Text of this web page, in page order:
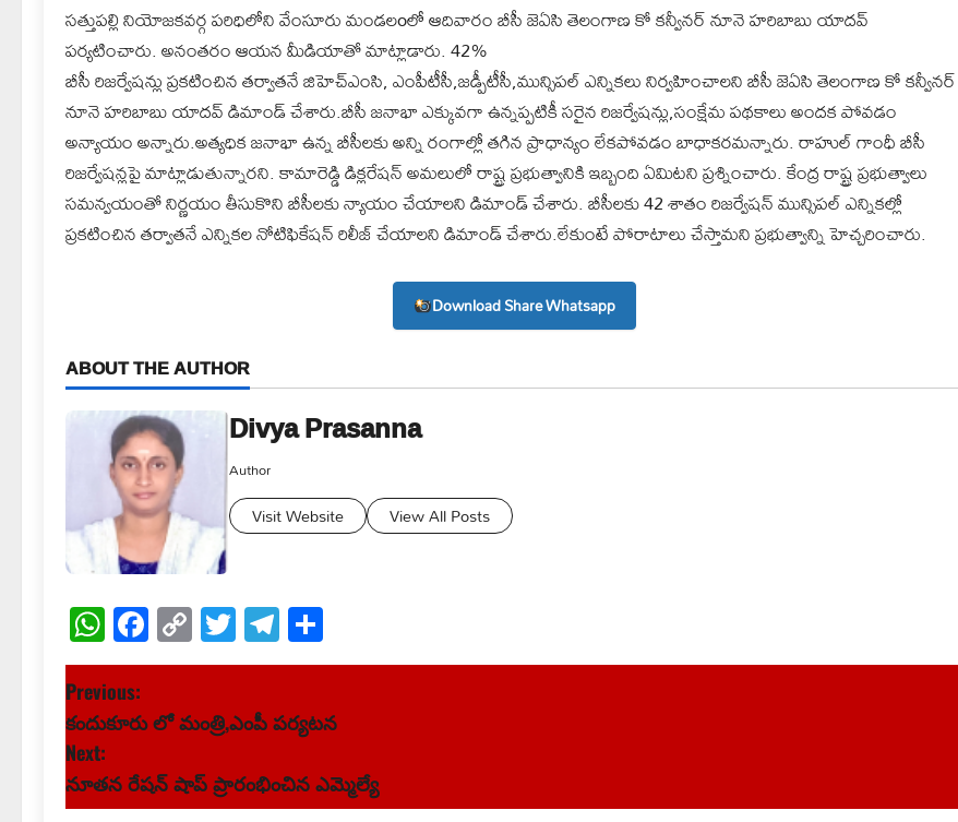
సత్తుపల్లి నియోజకవర్గ పరిధిలోని వేంసూరు మండలoలో ఆదివారం బీసీ జెఏసి తెలంగాణ కో కన్వీనర్ నూనె హరిబాబు యాదవ్
పర్యటించారు. అనంతరం ఆయన మీడియాతో మాట్లాడారు. 42%
బీసీ రిజర్వేషన్లు ప్రకటించిన తర్వాతనే జిహెచ్ఎంసి, ఎంపీటీసీ,జడ్పీటీసీ,మున్సిపల్ ఎన్నికలు నిర్వహించాలని బీసీ జెఏసి తెలంగాణ కో కన్వీనర్
నూనె హరిబాబు యాదవ్ డిమాండ్ చేశారు.బీసీ జనాభా ఎక్కువగా ఉన్నప్పటికీ సరైన రిజర్వేషన్లు,సంక్షేమ పథకాలు అందక పోవడం
అన్యాయం అన్నారు.అత్యధిక జనాభా ఉన్న బీసీలకు అన్ని రంగాల్లో తగిన ప్రాధాన్యం లేకపోవడం బాధాకరమన్నారు. రాహుల్ గాంధీ బీసీ
రిజర్వేషన్లపై మాట్లాడుతున్నారని. కామారెడ్డి డిక్లరేషన్ అమలులో రాష్ట్ర ప్రభుత్వానికి ఇబ్బంది ఏమిటని ప్రశ్నించారు. కేంద్ర రాష్ట్ర ప్రభుత్వాలు
సమన్వయంతో నిర్ణయం తీసుకొని బీసీలకు న్యాయం చేయాలని డిమాండ్ చేశారు. బీసీలకు 42 శాతం రిజర్వేషన్ మున్సిపల్ ఎన్నికల్లో
ప్రకటించిన తర్వాతనే ఎన్నికల నోటిఫికేషన్ రిలీజ్ చేయాలని డిమాండ్ చేశారు.లేకుంటే పోరాటాలు చేస్తామని ప్రభుత్వాన్ని హెచ్చరించారు.
Download Share Whatsapp
ABOUT THE AUTHOR
Divya Prasanna
Author
Visit Website View All Posts
WhatsApp
Facebook
Copy
Link
TwitterTelegram
P
o
s
Previous:
కందుకూరు లో మంత్రి,ఎంపీ పర్యటన
Next:
నూతన రేషన్ షాప్ ప్రారంభించిన ఎమ్మెల్యే